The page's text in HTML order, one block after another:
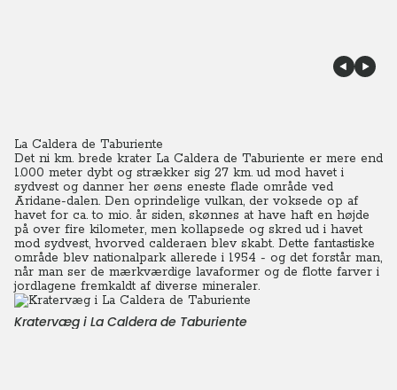
La Caldera de Taburiente
Det ni km. brede krater La Caldera de Taburiente er mere end
1.000 meter dybt og strækker sig 27 km. ud mod havet i
sydvest og danner her øens eneste flade område ved
Aridane-dalen. Den oprindelige vulkan, der voksede op af
havet for ca. to mio. år siden, skønnes at have haft en højde
på over fire kilometer, men kollapsede og skred ud i havet
mod sydvest, hvorved calderaen blev skabt. Dette fantastiske
område blev nationalpark allerede i 1954 - og det forstår man,
når man ser de mærkværdige lavaformer og de flotte farver i
jordlagene fremkaldt af diverse mineraler.
Kratervæg i La Caldera de Taburiente